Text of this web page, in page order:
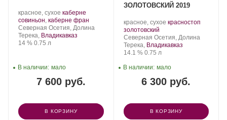
Производитель:
Константин
Дзитоев.
красное, сухое .
Сорт
винограда:
каберне
совиньон, каберне фран
Регион:
Северная Осетия, Долина
Терека, Владикавказ
Крепость
14 %. Объем
0.75 л
7 600 руб.
В наличии: мало
В КОРЗИНУ
ЗОЛОТОВСКИЙ 2019
Производитель:
Константин
Дзитоев.
красное, сухое .
винограда:
красностоп
золотовский.
Регион:
Северная Осетия, Долина
Терека, Владикавказ
Крепость
14.1 %. Объем
0.75 л
6 300 руб.
В наличии: мало
В КОРЗИНУ